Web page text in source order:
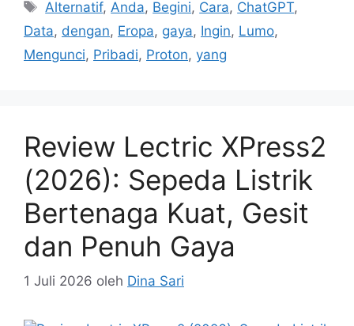
Tag
Alternatif, Anda, Begini, Cara, ChatGPT,
Data, dengan, Eropa, gaya, Ingin, Lumo,
Mengunci, Pribadi, Proton, yang
Review Lectric XPress2
(2026): Sepeda Listrik
Bertenaga Kuat, Gesit
dan Penuh Gaya
1 Juli 2026 oleh Dina Sari